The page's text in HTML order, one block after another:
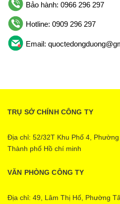
Bảo hành: 0966 296 297
Hotline: 0909 296 297
Email:
TRỤ SỞ CHÍNH CÔNG TY
Địa chỉ: 52/32T Khu Phố 4,
Thành phố Hồ chí minh
VĂN PHÒNG CÔNG TY
Địa chỉ: 49, Lâm Thị Hố, Phường